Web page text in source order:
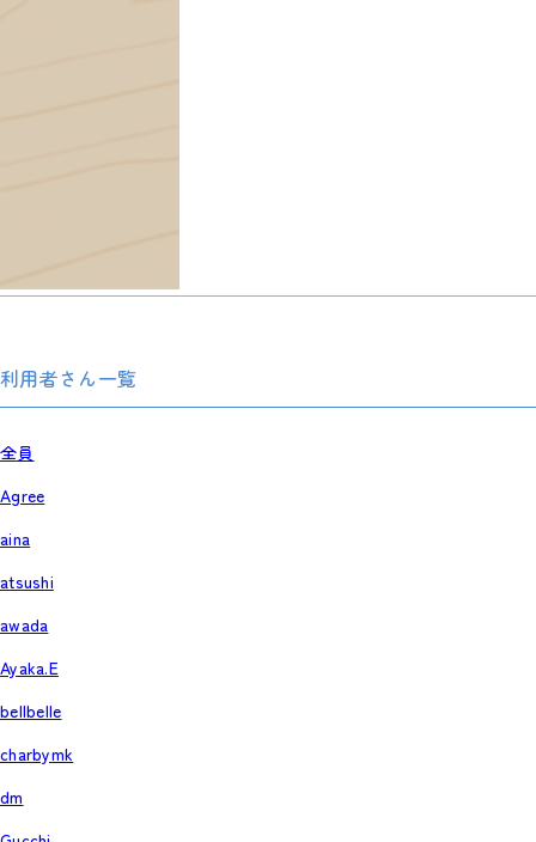
利用者さん一覧
全員
Agree
aina
atsushi
awada
Ayaka.E
bellbelle
charbymk
dm